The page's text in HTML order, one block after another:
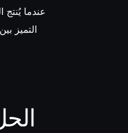
عندما
التميز